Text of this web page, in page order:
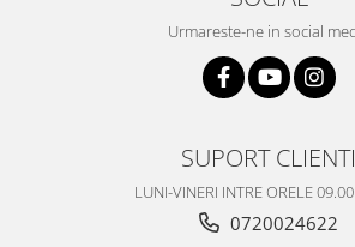
Urmareste-ne in social
SUPORT CLIENTI
LUNI-VINERI INTRE ORELE
0720024622